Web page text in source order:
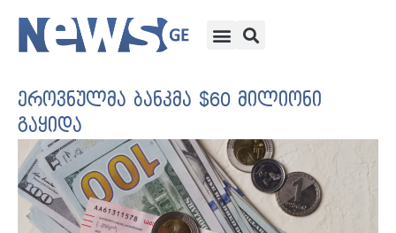
ეროვნულმა ბანკმა $60 მილიონი
გაყიდა